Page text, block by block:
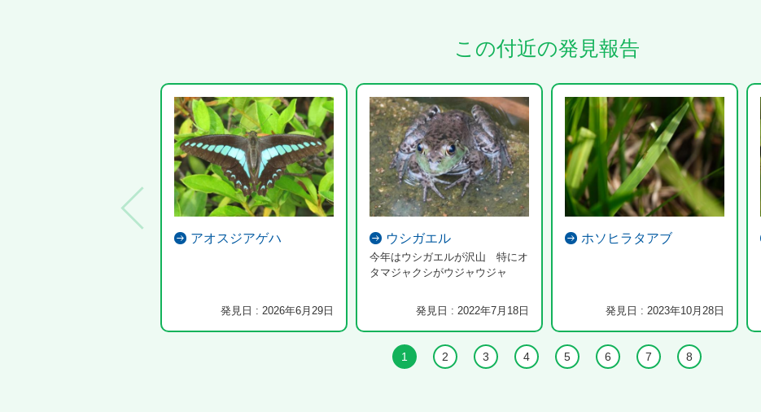
この付近の発見報告
アオスジアゲハ
発見日 : 2026年6月29日
ウシガエル
今年はウシガエルが沢山 特にオ
タマジャクシがウジャウジャ
発見日 : 2022年7月18日
ホソヒラタアブ
発見日 : 2023年10月28日
1 2 3 4 5 6 7 8